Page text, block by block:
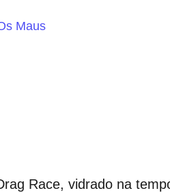
Maus
Race, vidrado na